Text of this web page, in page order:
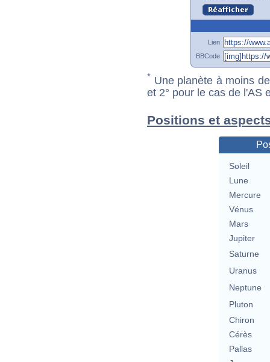
Lien
BBCode
* Une planète à moins
et 2° pour le cas de l'AS
Positions et
Soleil
Lune
Mercure
Vénus
Mars
Jupiter
Saturne
Uranus
Neptune
Pluton
Chiron
Cérès
Pallas